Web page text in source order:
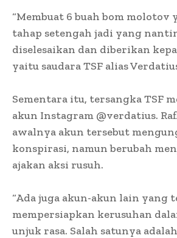
“Membuat 6 buah bom molotov
tahap setengah jadi yang
diselesaikan dan diberikan
yaitu saudara TSF alias
Sementara itu, tersangka TSF
akun Instagram @verdatius.
awalnya akun tersebut
konspirasi, namun berubah
ajakan aksi rusuh.
“Ada juga akun-akun lain yang
mempersiapkan kerusuhan
unjuk rasa. Salah satunya